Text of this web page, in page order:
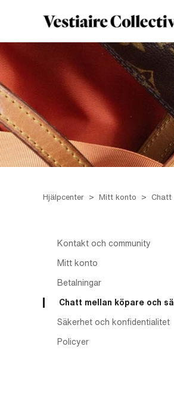
Hjälpcenter Mitt konto Chatt
Kontakt och community
Mitt konto
Betalningar
Chatt mellan köpare och
Säkerhet och konfidentialitet
Policyer